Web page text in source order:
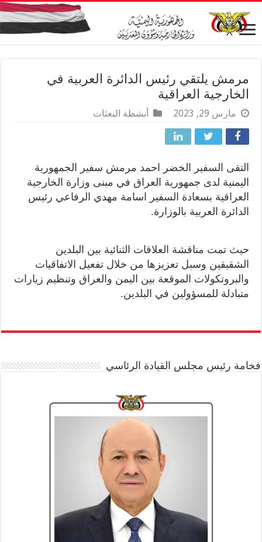
مرمش يلتقي رئيس الدائرة العربية في
الخارجية العراقية
مارس 29, 2023 أنشطة البعثات
التقى السفير الخضر احمد مرمش سفير الجمهورية
اليمنية لدى جمهورية العراق في مبنى وزارة الخارجية
العراقية بسعادة السفير اسامة مهدي الرفاعي رئيس
الدائرة العربية بالوزارة.
حيث تمت مناقشة العلاقات الثنائية بين البلدين
الشقيقين وسبل تعزيزها من خلال تفعيل الاتفاقيات
والبروتكولات الموقعة بين اليمن والعراق وتنظيم زيارات
متبادلة للمسؤولين في البلدين.
فخامة رئيس مجلس القيادة الرئاسي